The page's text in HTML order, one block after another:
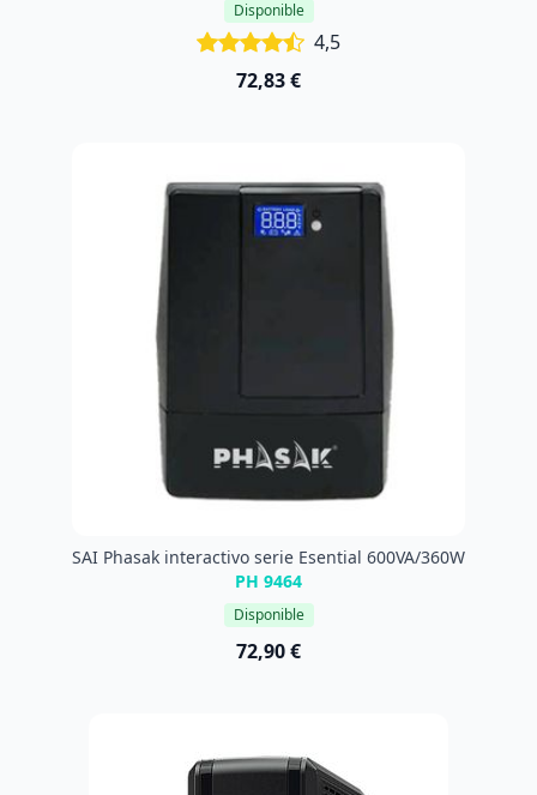
Disponible
4,5
72,83 €
SAI Phasak interactivo serie Esential 600VA/360W
PH 9464
Disponible
72,90 €